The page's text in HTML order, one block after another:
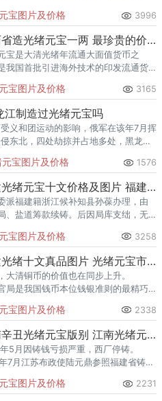
统一，基本稳定，不存在价格大打折
况。
宝图片及价格 3996
陕西省造光绪元宝一两 最珍贵的价值值多少钱
宝是大清光绪年流通大面值货币之
我国首批引进海外技术的印发流通货
用的则是汞镀金工艺量稀缺度是非常
其工艺亦可以称为鎏金。
宝图片及价格 3165
江制造过光绪元宝吗
义和团运动的影响，俄军在该年7月挥
东北，四处劫掠并占地多处，黑龙江
宝图片及价格 1576
福建光绪元宝十文价格及图片 福建光绪元宝近期成交价格
派福建籍浙江候补知县孙葆办理，由
、盐道筹款续铸。后因局库支绌，无
宝图片及价格 3258
福建光绪十文真品图片 光绪元宝市场价
大清铜币的价值也在同步上升。
局是我国钱币本位钱银准则的最精巧
，其规划制造者不计成本地进行了精
的规划。
宝图片及价格 2338
江南辛丑光绪元宝版别 江南光绪元宝最新拍卖市场价格
5月因铸钱亏损严重，西厂停铸。
7月江苏布政使陆元鼎参照福建省铸造
造”当十铜元在苏州发行使用。
宝图片及价格 2231